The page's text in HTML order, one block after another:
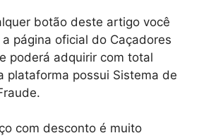
botão deste artigo você
página oficial do Caçadores
poderá adquirir com total
plataforma possui Sistema de
com desconto é muito